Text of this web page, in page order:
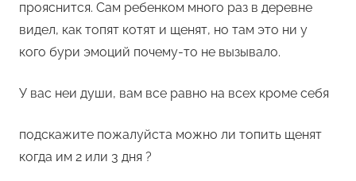
прояснится. Сам ребенком много раз в деревне
видел, как топят котят и щенят, но там это ни у
кого бури эмоций почему-то не вызывало.
У вас неи души, вам все равно на всех кроме себя
подскажите пожалуйста можно ли топить щенят
когда им 2 или 3 дня ?